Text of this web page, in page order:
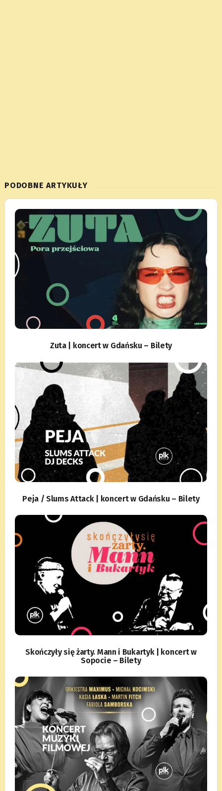
PODOBNE ARTYKUŁY
Zuta | koncert w Gdańsku – Bilety
Peja / Slums Attack | koncert w Gdańsku – Bilety
Skończyły się żarty. Mann i Bukartyk | koncert w
Sopocie – Bilety